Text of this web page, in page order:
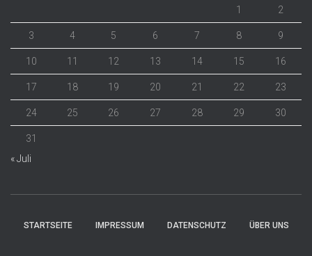
1 2
3 4 5 6 7 8 9
10 11 12 13 14 15 16
17 18 19 20 21 22 23
24 25 26 27 28 29 30
31
« Juli
STARTSEITE IMPRESSUM DATENSCHUTZ ÜBER UNS